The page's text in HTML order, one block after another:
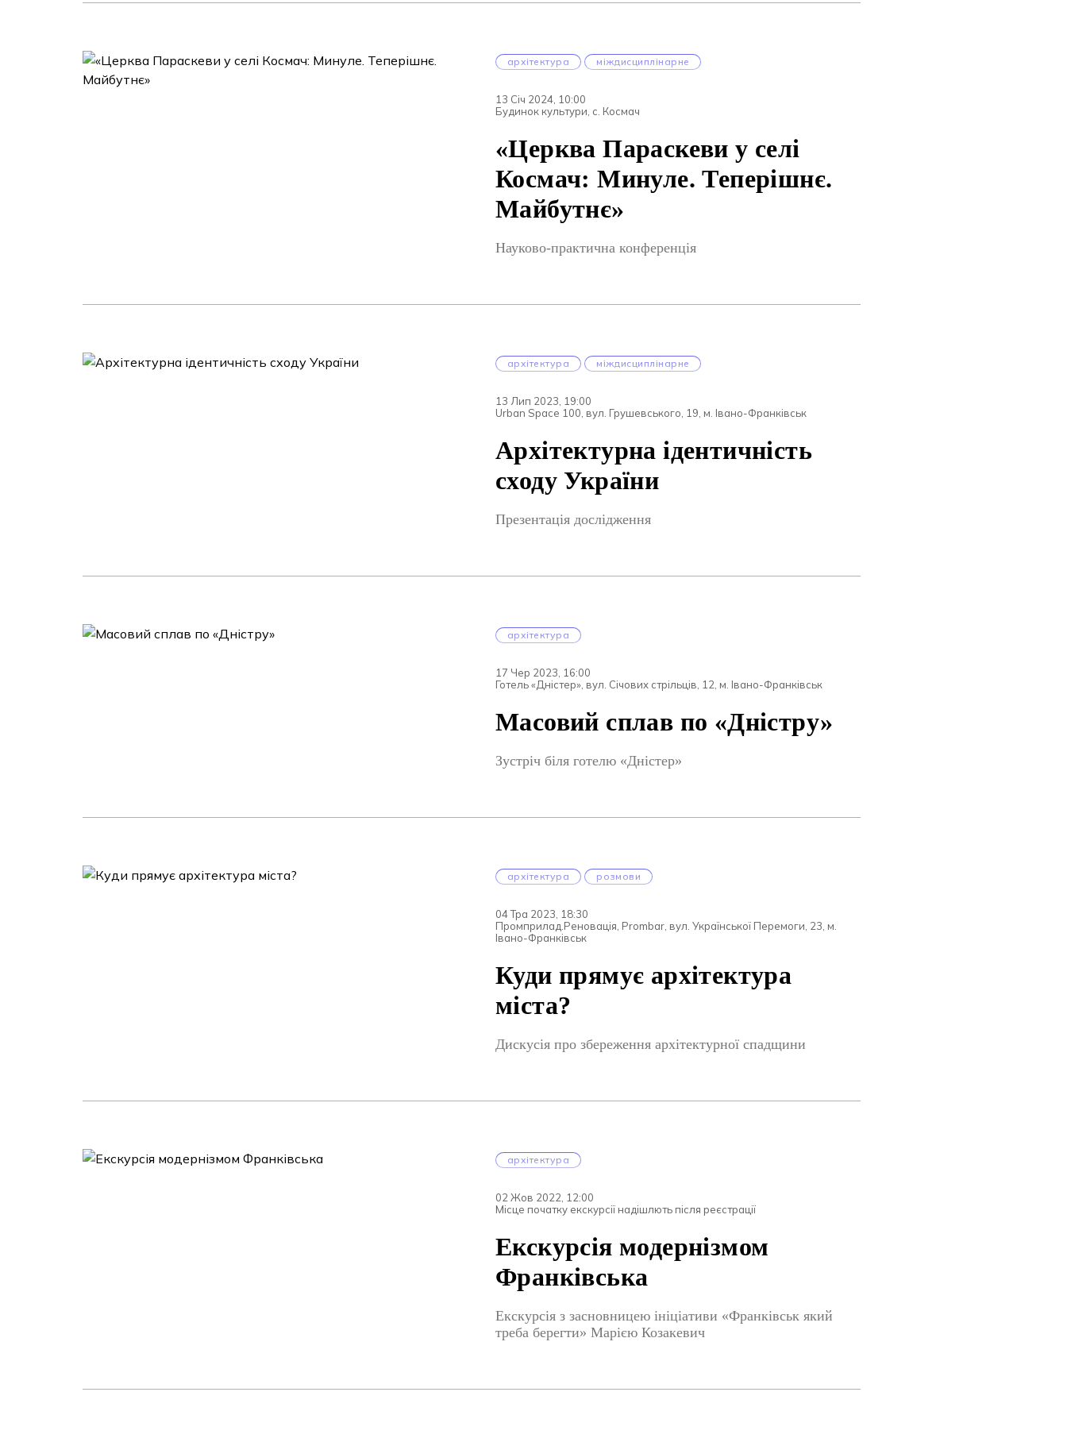
архітектура міждисциплінарне
13 Січ 2024, 10:00
Будинок культури, с. Космач
«Церква Параскеви у селі
Космач: Минуле. Теперішнє.
Майбутнє»
Науково-практична конференція
архітектура міждисциплінарне
13 Лип 2023, 19:00
Urban Space 100, вул. Грушевського, 19, м. Івано-Франківськ
Aрхітектурна ідентичність
сходу України
Презентація дослідження
архітектура
17 Чер 2023, 16:00
Готель «Дністер», вул. Січових стрільців, 12, м. Івано-Франківськ
Масовий сплав по «Дністру»
Зустріч біля готелю «Дністер»
архітектура розмови
04 Тра 2023, 18:30
Промприлад.Реновація, Prombar, вул. Української Перемоги, 23, м.
Івано-Франківськ
Куди прямує архітектура
міста?
Дискусія про збереження архітектурної спадщини
архітектура
02 Жов 2022, 12:00
Місце початку екскурсії надішлють після реєстрації
Екскурсія модернізмом
Франківська
Екскурсія з засновницею ініціативи «Франківськ який
треба берегти» Марією Козакевич